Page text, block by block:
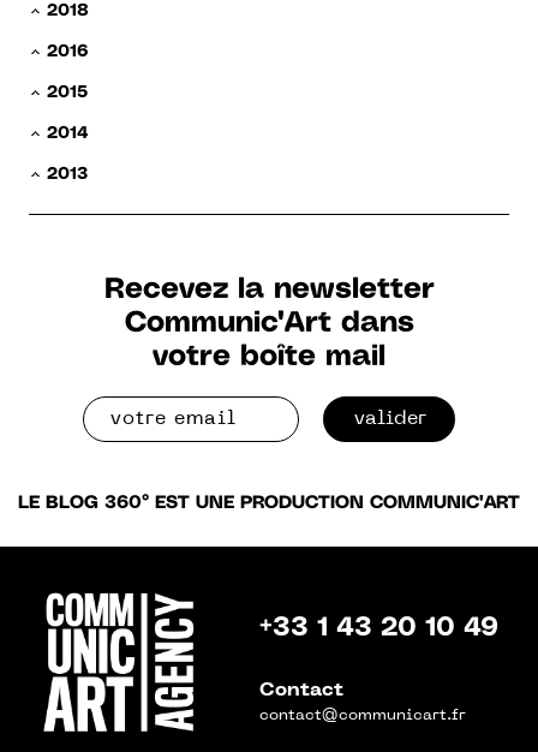
2018
2016
2015
2014
2013
Recevez la newsletter
Communic'Art dans
votre boîte mail
valider
LE BLOG 360° EST UNE PRODUCTION COMMUNIC'ART
+33 1 43 20 10 49
Contact
contact@communicart.fr